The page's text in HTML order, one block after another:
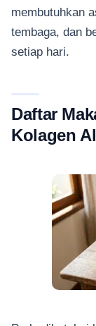
membutuhkan
tembaga, dan
setiap hari.
Daftar
Kolagen